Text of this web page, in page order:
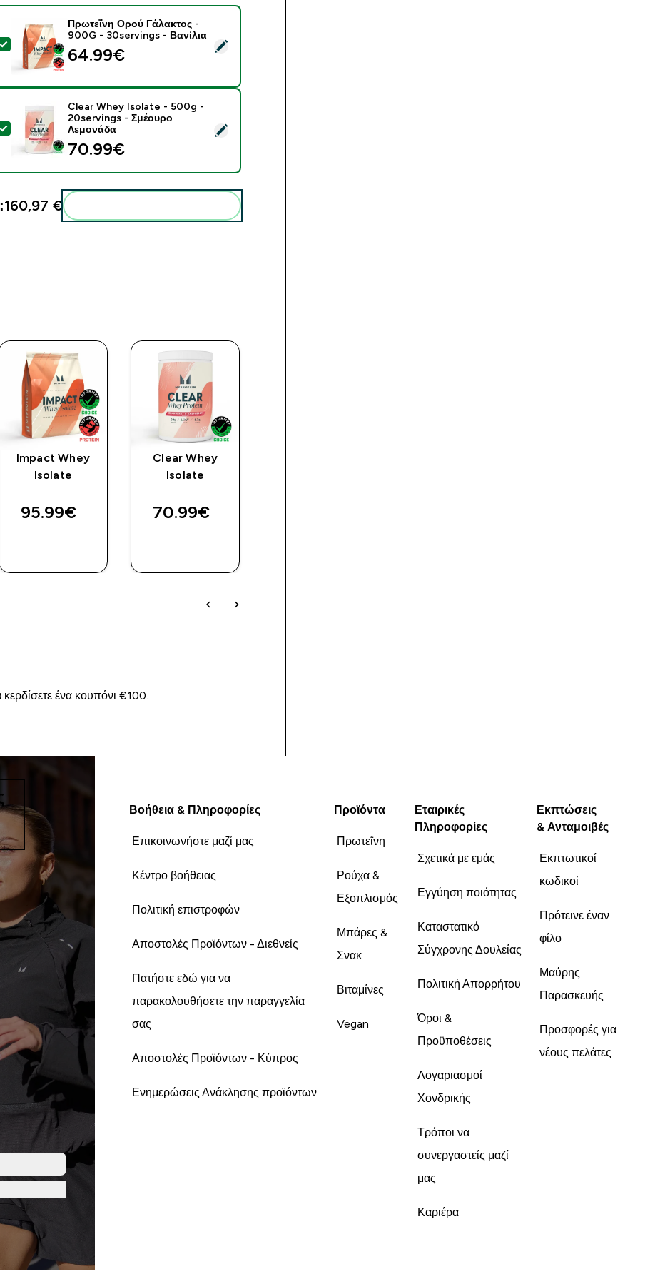
Select this product - Πρωτεΐνη Ορού Γάλακτος - 900G - 30servings - Βανίλια
Πρωτεΐνη Ορού Γάλακτος -
900G - 30servings - Βανίλια
64.99€‎
Select this product - Clear Whey Isolate - 500g - 20servings - Σμέουρο Λεμονάδα
Clear Whey Isolate - 500g -
20servings - Σμέουρο
Λεμονάδα
70.99€‎
160,97 €‎
Impact Whey
Isolate
95.99€‎
Clear Whey
Isolate
70.99€‎
κερδίσετε ένα κουπόνι €100.
Βοήθεια & Πληροφορίες
Επικοινωνήστε μαζί μας
Κέντρο βοήθειας
Πολιτική επιστροφών
Αποστολές Προϊόντων - Διεθνείς
Πατήστε εδώ για να
παρακολουθήσετε την παραγγελία
σας
Αποστολές Προϊόντων - Κύπρος
Ενημερώσεις Ανάκλησης προϊόντων
Προϊόντα
Πρωτεΐνη
Ρούχα &
Εξοπλισμός
Μπάρες &
Σνακ
Βιταμίνες
Vegan
Εταιρικές
Πληροφορίες
Σχετικά με εμάς
Εγγύηση ποιότητας
Καταστατικό
Σύγχρονης Δουλείας
Πολιτική Απορρήτου
Όροι &
Προϋποθέσεις
Λογαριασμοί
Χονδρικής
Τρόποι να
συνεργαστείς μαζί
μας
Καριέρα
Εκπτώσεις
& Ανταμοιβές
Εκπτωτικοί
κωδικοί
Πρότεινε έναν
φίλο
Μαύρης
Παρασκευής
Προσφορές για
νέους πελάτες